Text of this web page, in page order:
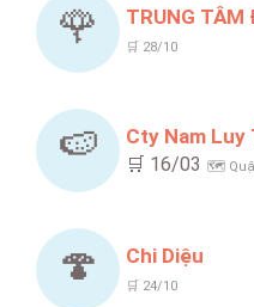
🌹 TRUNG TÂM
🛒 28/10
🍉 Cty Nam Luy
🛒 16/03 🗺️
🍄 Chi Diệu
🛒 24/10